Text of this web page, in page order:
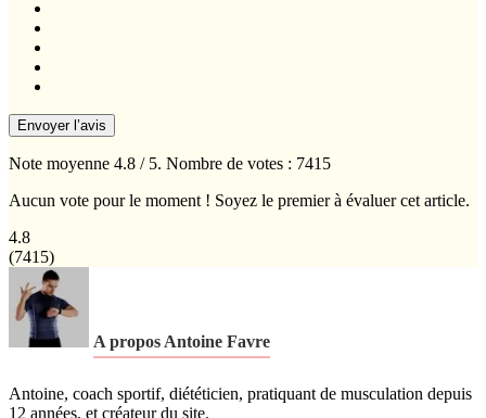
Envoyer l’avis
Note moyenne 4.8 / 5. Nombre de votes : 7415
Aucun vote pour le moment ! Soyez le premier à évaluer cet article.
4.8
(7415)
A propos Antoine Favre
Antoine, coach sportif, diététicien, pratiquant de musculation depuis
12 années, et créateur du site.